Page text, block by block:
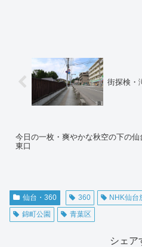
街探検・
今日の一枚・爽やかな秋空の下の仙
東口
仙台・360 360 NHK仙台
錦町公園
青葉区
シェア